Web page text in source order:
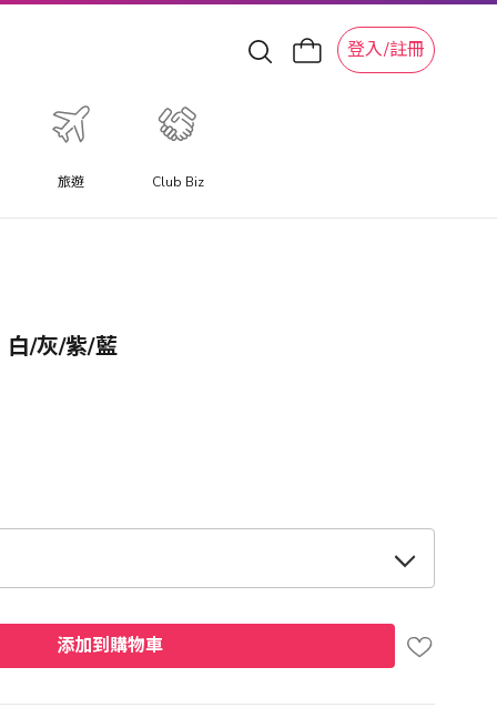
登入/註冊
旅遊 Club Biz
/灰/紫/藍
添加到購物車